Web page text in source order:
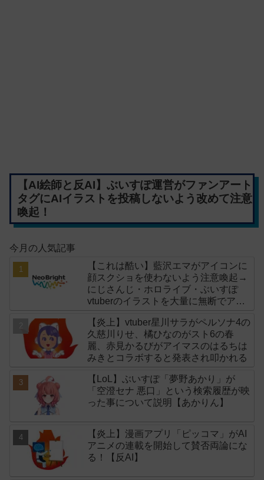
【AI絵師と反AI】ぶいすぽ運営がファンアート
タグにAIイラストを投稿しないよう改めて注意
喚起！
今月の人気記事
【これは酷い】藍沢エマがアイコンに
顔スクショを使わないよう注意喚起→
にじさんじ・ホロライブ・ぶいすぽ
vtuberのイラストを大量に無断でアイ
「NeoBright（ネオブライト）」が謝
罪！
【炎上】vtuber星川サラがペルソナ4の
久慈川りせ、橘ひなのがスト6の春
麗、赤見かるびがアイマスのはるちは
みきとコラボすると発表され叩かれる
【LoL】ぶいすぽ「夢野あかり」が
「空澄セナ 悪口」という検索履歴が映
った事について説明【あかりん】
【炎上】漫画アプリ「ピッコマ」がAI
アニメの連載を開始して賛否両論にな
る！【反AI】